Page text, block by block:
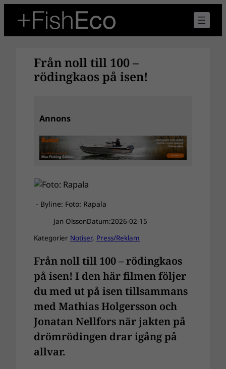
innehåll
Från noll till 100 –
rödingkaos på isen!
Annons
- Byline: Foto: Rapala
Jan OlssonDatum:2026-02-15
Kategorier Notiser, Press/Reklam
Från noll till 100 – rödingkaos
på isen! I den här filmen följer
du med ut på isen tillsammans
med Mathias Holgersson och
Jonatan Nellfors när jakten på
drömrödingen drar igång på
allvar.